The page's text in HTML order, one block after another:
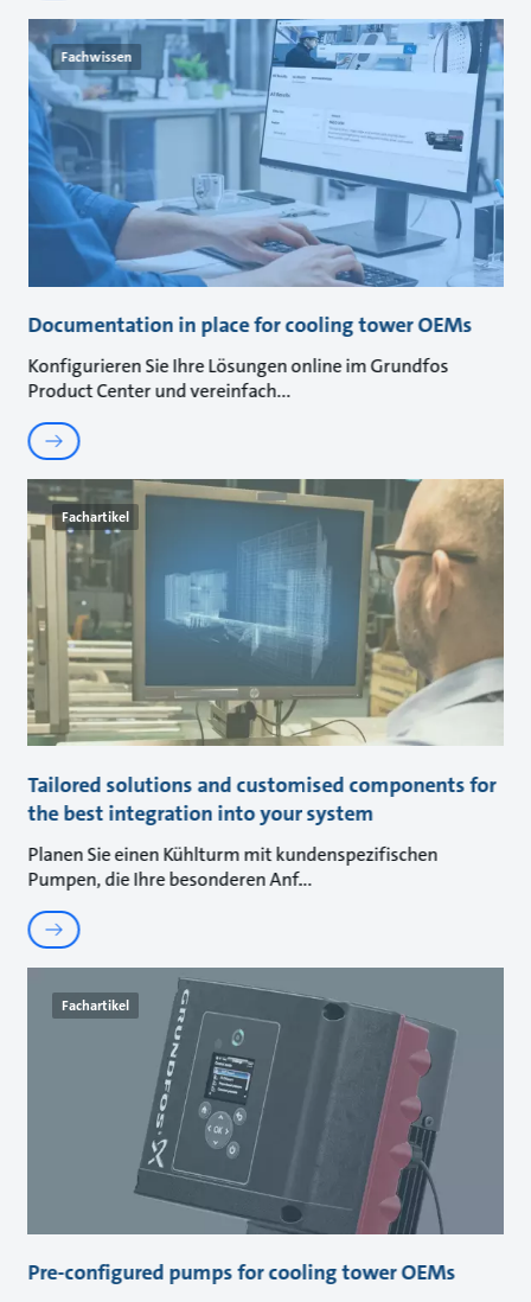
Fachwissen
Documentation in place for cooling tower OEMs
Konfigurieren Sie Ihre Lösungen online im Grundfos
Product Center und vereinfach
Fachartikel
Tailored solutions and customised components for
the best integration into your system
Planen Sie einen Kühlturm mit kundenspezifischen
Pumpen, die Ihre besonderen Anf
Fachartikel
Pre-configured pumps for cooling tower OEMs